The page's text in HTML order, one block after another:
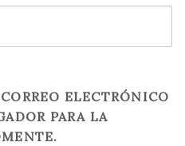
ELECTRÓNICO
PARA LA